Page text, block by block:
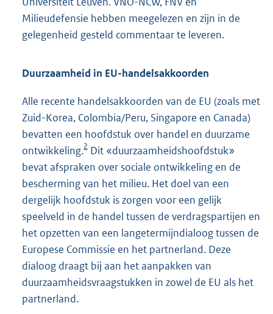
Milieudefensie hebben meegelezen en zijn in de
gelegenheid gesteld commentaar te leveren.
Duurzaamheid in EU-handelsakkoorden
Alle recente handelsakkoorden van de EU (zoals met
Zuid-Korea, Colombia/Peru, Singapore en Canada)
bevatten een hoofdstuk over handel en duurzame
ontwikkeling.2 Dit «duurzaamheidshoofdstuk»
bevat afspraken over sociale ontwikkeling en de
bescherming van het milieu. Het doel van een
dergelijk hoofdstuk is zorgen voor een gelijk
speelveld in de handel tussen de verdragspartijen en
het opzetten van een langetermijndialoog tussen de
Europese Commissie en het partnerland. Deze
dialoog draagt bij aan het aanpakken van
duurzaamheidsvraagstukken in zowel de EU als het
partnerland.